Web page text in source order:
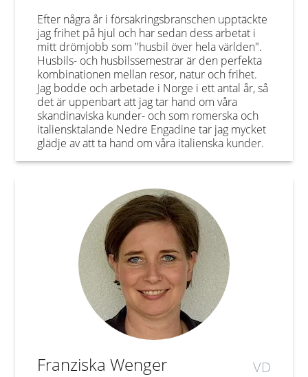
Efter några år i försäkringsbranschen upptäckte
jag frihet på hjul och har sedan dess arbetat i
mitt drömjobb som "husbil över hela världen".
Husbils- och husbilssemestrar är den perfekta
kombinationen mellan resor, natur och frihet.
Jag bodde och arbetade i Norge i ett antal år, så
det är uppenbart att jag tar hand om våra
skandinaviska kunder- och som romerska och
italiensktalande Nedre Engadine tar jag mycket
glädje av att ta hand om våra italienska kunder.
Franziska Wenger VD